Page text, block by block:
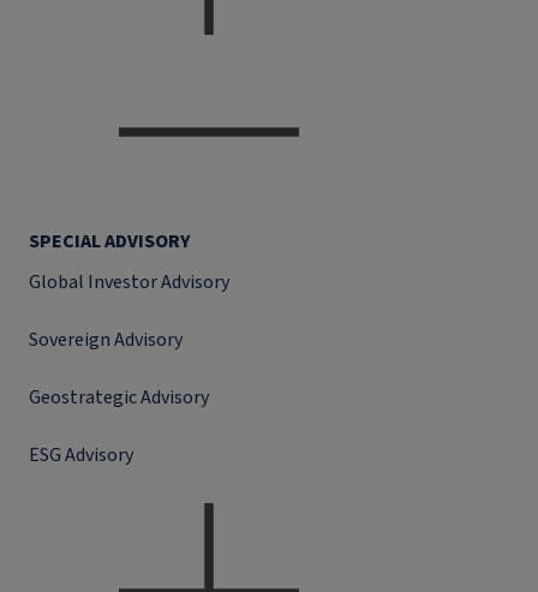
SPECIAL ADVISORY
Global Investor Advisory
Sovereign Advisory
Geostrategic Advisory
ESG Advisory